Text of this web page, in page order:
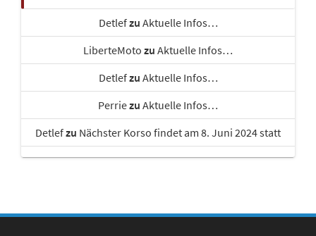
Detlefzu Aktuelle Infos…
LiberteMoto zu Aktuelle Infos…
Detlefzu Aktuelle Infos…
Perriezu Aktuelle Infos…
Detlefzu Nächster Korso findet am 8. Juni 2024 statt